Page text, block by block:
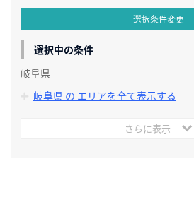
選択条件変更
選択中の条件
岐阜県
岐阜県 の エリアを全て表示する
さらに表示